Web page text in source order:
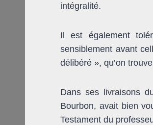
intégralité.
Il est également
sensiblement avant
délibéré », qu’on
Dans ses livraisons
Bourbon, avait bien
Testament du